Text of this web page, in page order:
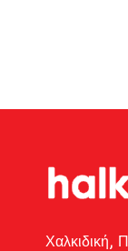
Χαλκιδική,